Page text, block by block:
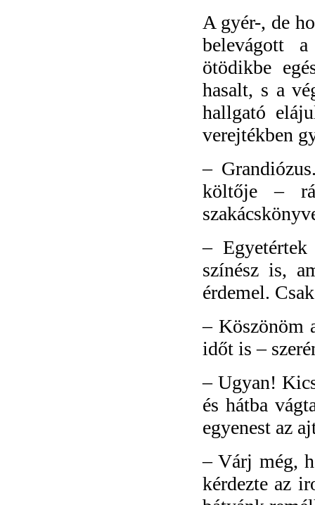
A gyér-, de
belevágott
ötödikbe
hasalt, s a
hallgató
verejtékben
–
költője –
–
színész is,
érdemel.
–Köszönöm
időt is –
– Ugyan!
és hátba
egyenest az
–Várj még,
kérdezte az